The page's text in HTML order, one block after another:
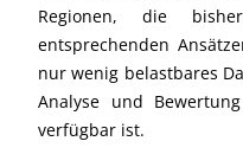
Regionen, die
entsprechenden
nur wenig belastbares
Analyse und
verfügbar ist.